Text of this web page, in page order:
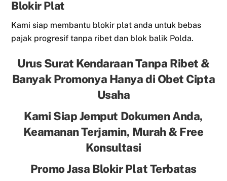
Blokir Plat
Kami siap membantu blokir plat anda untuk bebas
pajak progresif tanpa ribet dan blok balik Polda.
Urus Surat Kendaraan Tanpa Ribet &
Banyak Promonya Hanya di Obet Cipta
Usaha
Kami Siap Jemput Dokumen Anda,
Keamanan Terjamin, Murah & Free
Konsultasi
Promo Jasa Blokir Plat Terbatas